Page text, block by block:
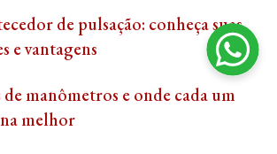
de pulsação: conheça suas
e vantagens
de manômetros e onde cada um
melhor